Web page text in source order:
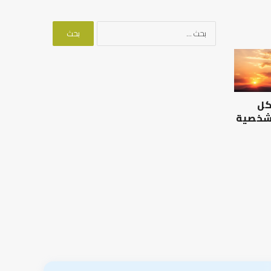
الرصيد
التربوي
والطفولة
المبكرة
..
كيف
شخصية
البحث